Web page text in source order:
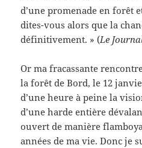
d’une promenade en forêt
dites­-vous alors que la
définitivement. » (Le
Or ma fracassante
la forêt de Bord, le 12
d’une heure à peine la
d’une harde entière
ouvert de manière
années de ma vie. Donc je